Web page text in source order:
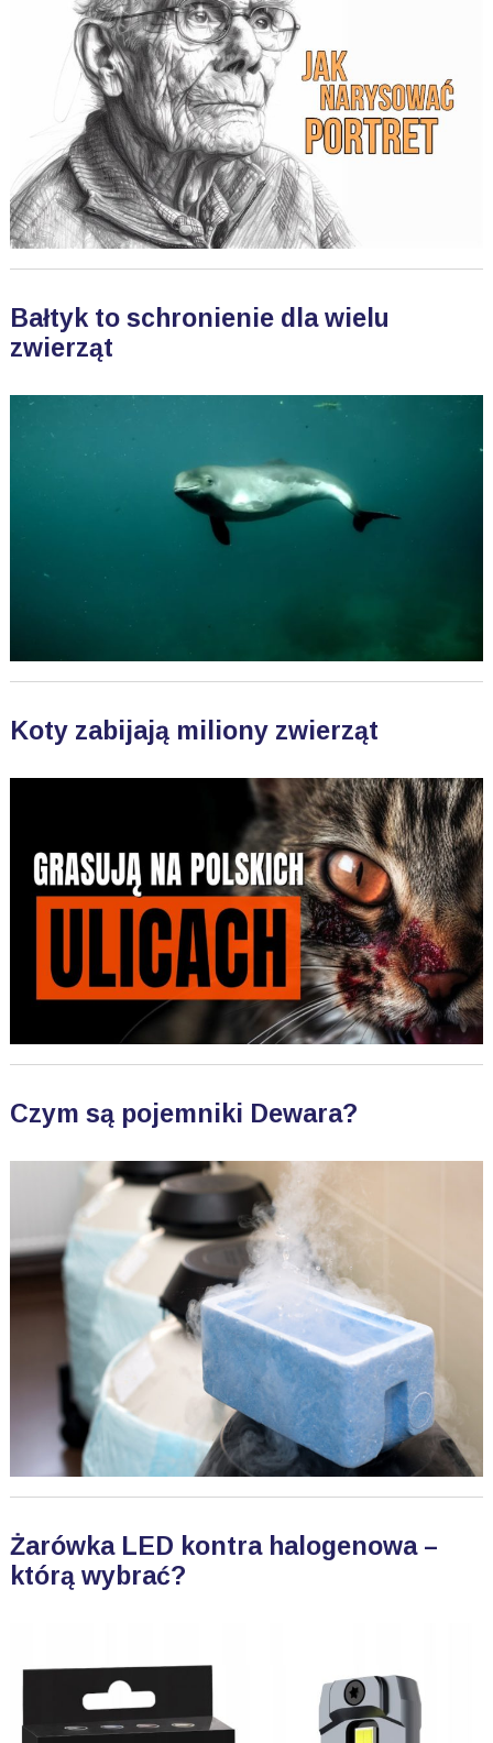
Bałtyk to schronienie dla wielu
zwierząt
Koty zabijają miliony zwierząt
Czym są pojemniki Dewara?
Żarówka LED kontra halogenowa –
którą wybrać?